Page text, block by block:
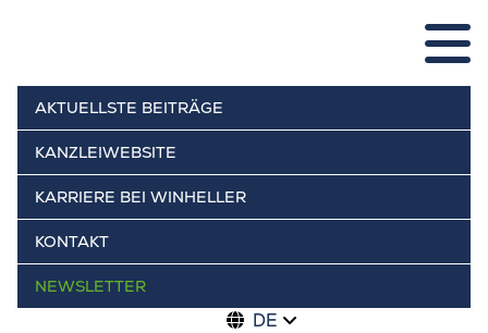
AKTUELLSTE BEITRÄGE
KANZLEIWEBSITE
KARRIERE BEI WINHELLER
KONTAKT
NEWSLETTER
DE